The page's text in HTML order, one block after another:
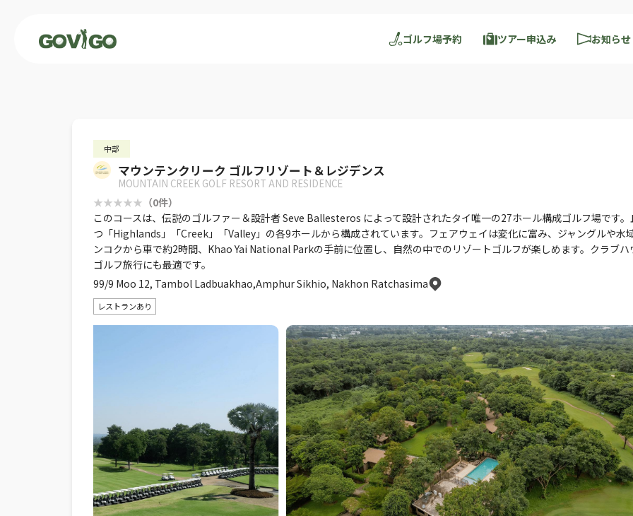
ゴルフ場予約 ツアー申込み お知ら
中部
マウンテンクリーク ゴルフリゾート＆レジデンス
MOUNTAIN CREEK GOLF RESORT AND RESIDENCE
（0件）
このコースは、伝説のゴルファー＆設計者 Seve Ballesteros によって設計されたタイ唯一の27ホール構成ゴルフ場です
つ「Highlands」「Creek」「Valley」の各9ホールから構成されています。フェアウェイは変化に富み、ジャングルや水
ンコクから車で約2時間、Khao Yai National Parkの手前に位置し、自然の中でのリゾートゴルフが楽しめます。クラブ
ゴルフ旅行にも最適です。
99/9 Moo 12, Tambol Ladbuakhao,Amphur Sikhio, Nakhon Ratchasima
レストランあり